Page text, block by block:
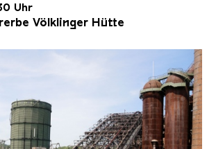
Uhr
Völklinger Hütte